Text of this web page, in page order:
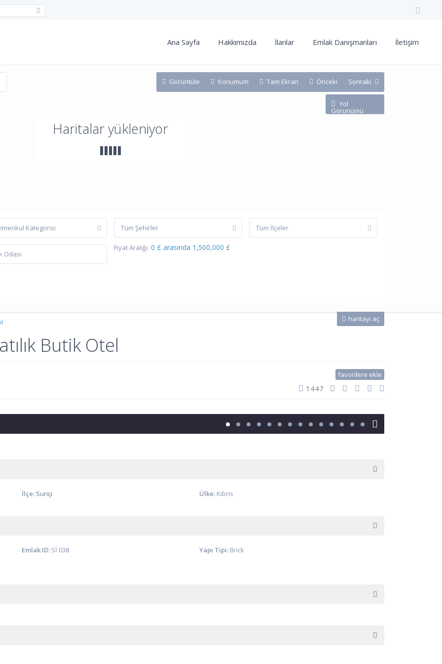
Ana Sayfa Hakkımızda İlanlar Emlak Danışmanları İletişim
Haritalar yükleniyor
haritayı aç
Görüntüle Konumum Tam Ekran Önceki Sonraki
Yol
Görünümü
Kategorisi Tüm Şehirler Tüm İlçeler
Fiyat Aralığı: 0 £ arasında 1,500,000 £
Butik Otel
favorilere ekle
1447
İlçe: Suriçi Ülke: Kıbrıs
Emlak ID: Sİ 038 Yapı Tipi: Brick